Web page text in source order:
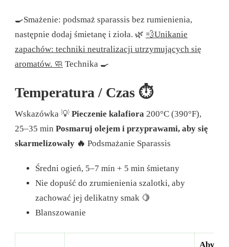
🍳Smażenie: podsmaż sparassis bez rumienienia,
następnie dodaj śmietanę i zioła. 🌿 💨Unikanie
zapachów: techniki neutralizacji utrzymujących się
aromatów. 🧼 Technika 🍳
Temperatura / Czas ⏱️
Wskazówka 💡 Pieczenie kalafiora 200°C (390°F),
25–35 min Posmaruj olejem i przyprawami, aby się
skarmelizowały 🔥 Podsmażanie Sparassis
Średni ogień, 5–7 min + 5 min śmietany
Nie dopuść do zrumienienia szalotki, aby
zachować jej delikatny smak 🍋
Blanszowanie
Aby